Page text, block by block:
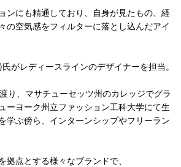
ンにも精通しており、自身が見たもの、経
の空気感をフィルターに落とし込んだアイ
がレディースラインのデザイナーを担当。
り、マサチューセッツ州のカレッジでグラ
ーヨーク州立ファッション工科大学にて生
学ぶ傍ら、インターンシップやフリーラン
拠点とする様々なブランドで、